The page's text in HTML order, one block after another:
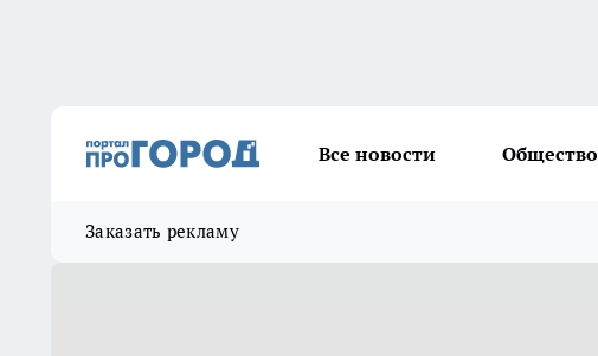
Все новости Общество
Заказать рекламу